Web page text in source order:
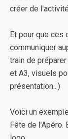
créer de
Et pour que ces
communiquer
train de
et A3, visuels
présentation...)
Voici un
Fête de l'Apéro.